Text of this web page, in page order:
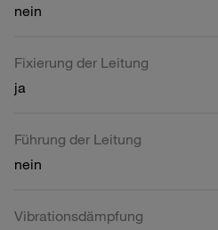
nein
Fixierung der Leitung
ja
Führung der Leitung
nein
Vibrationsdämpfung